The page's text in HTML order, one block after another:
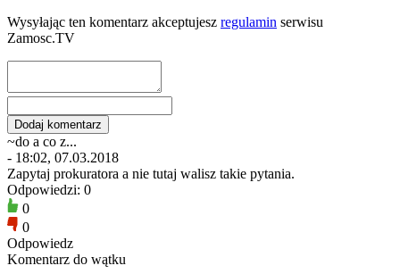
Wysyłając ten komentarz akceptujesz regulamin serwisu
Zamosc.TV
~do a co z...
- 18:02, 07.03.2018
Zapytaj prokuratora a nie tutaj walisz takie pytania.
Odpowiedzi: 0
0
0
Odpowiedz
Komentarz do wątku